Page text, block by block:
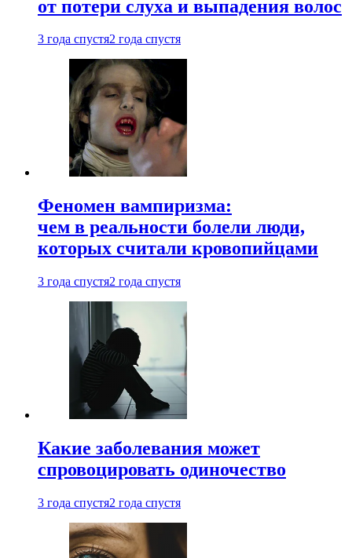
от потери слуха и выпадения волос
3 года спустя2 года спустя
Феномен вампиризма:
чем в реальности болели люди,
которых считали кровопийцами
3 года спустя2 года спустя
Какие заболевания может
спровоцировать одиночество
3 года спустя2 года спустя